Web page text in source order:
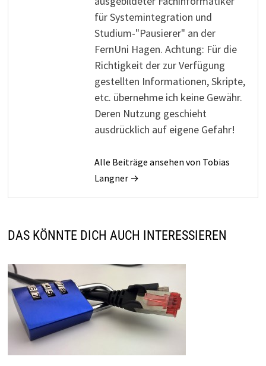
für Systemintegration und
Studium-"Pausierer" an der
FernUni Hagen. Achtung: Für die
Richtigkeit der zur Verfügung
gestellten Informationen, Skripte,
etc. übernehme ich keine Gewähr.
Deren Nutzung geschieht
ausdrücklich auf eigene Gefahr!
Alle Beiträge ansehen von Tobias
Langner →
DAS KÖNNTE DICH AUCH INTERESSIEREN